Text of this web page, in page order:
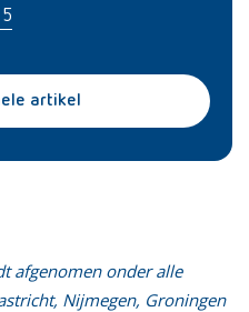
artikel
afgenomen onder alle
Nijmegen, Groningen